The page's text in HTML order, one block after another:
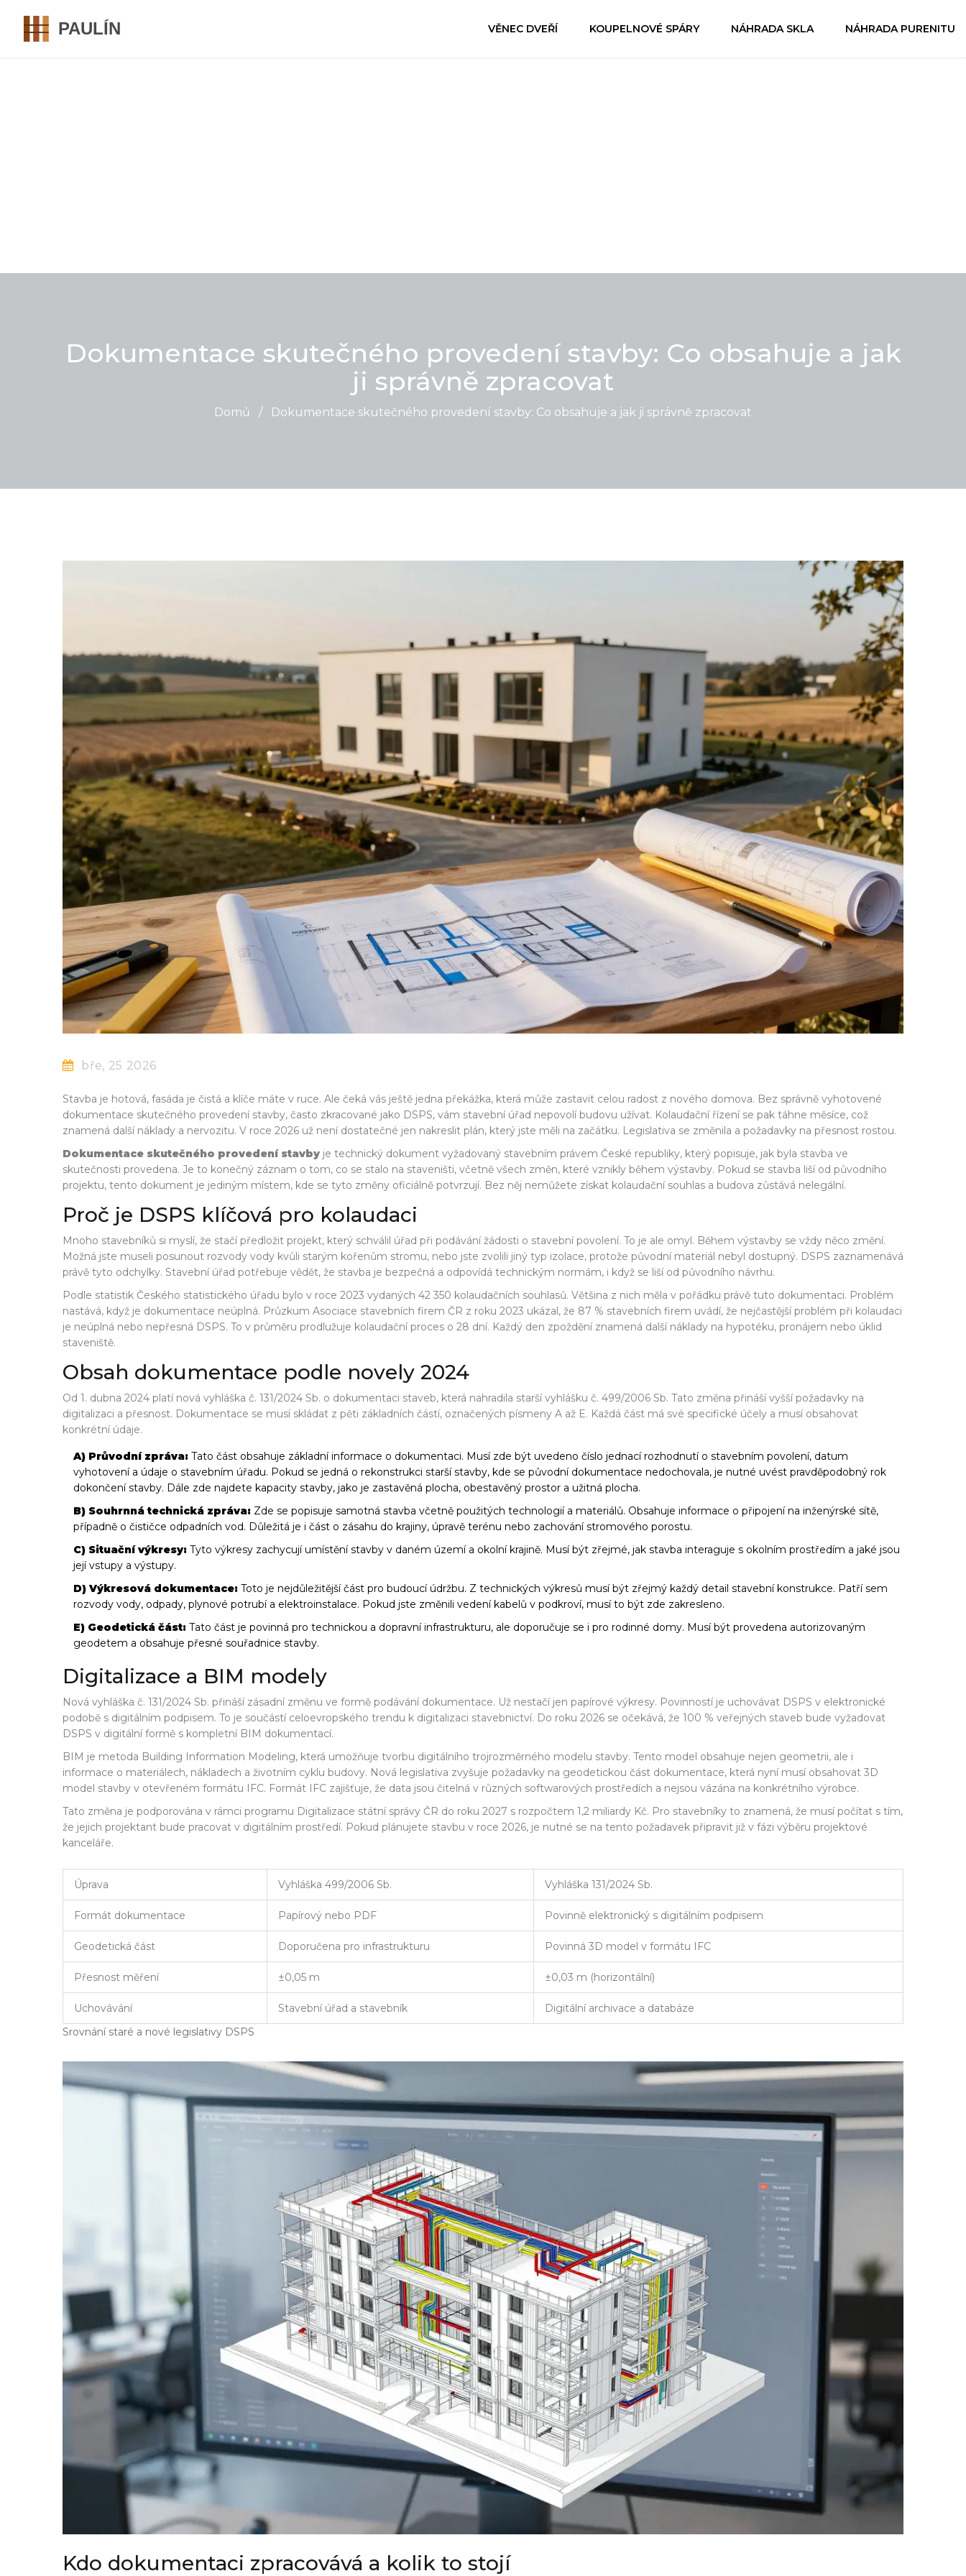
VĚNEC DVEŘÍ KOUPELNOVÉ SPÁRY NÁHRADA SKLA NÁHRADA PURENITU
Dokumentace skutečného provedení stavby: Co obsahuje a jak
ji správně zpracovat
Domů / Dokumentace skutečného provedení stavby: Co obsahuje a jak ji správně zpracovat
bře, 25 2026
Stavba je hotová, fasáda je čistá a klíče máte v ruce. Ale čeká vás ještě jedna překážka, která může zastavit celou radost z nového domova. Bez správně vyhotovené
dokumentace skutečného provedení stavby, často zkracované jako DSPS, vám stavební úřad nepovolí budovu užívat. Kolaudační řízení se pak táhne měsíce, což
znamená další náklady a nervozitu. V roce 2026 už není dostatečné jen nakreslit plán, který jste měli na začátku. Legislativa se změnila a požadavky na přesnost rostou.
Dokumentace skutečného provedení stavby je technický dokument vyžadovaný stavebním právem České republiky, který popisuje, jak byla stavba ve
skutečnosti provedena. Je to konečný záznam o tom, co se stalo na staveništi, včetně všech změn, které vznikly během výstavby. Pokud se stavba liší od původního
projektu, tento dokument je jediným místem, kde se tyto změny oficiálně potvrzují. Bez něj nemůžete získat kolaudační souhlas a budova zůstává nelegální.
Proč je DSPS klíčová pro kolaudaci
Mnoho stavebníků si myslí, že stačí předložit projekt, který schválil úřad při podávání žádosti o stavební povolení. To je ale omyl. Během výstavby se vždy něco změní.
Možná jste museli posunout rozvody vody kvůli starým kořenům stromu, nebo jste zvolili jiný typ izolace, protože původní materiál nebyl dostupný. DSPS zaznamenává
právě tyto odchylky. Stavební úřad potřebuje vědět, že stavba je bezpečná a odpovídá technickým normám, i když se liší od původního návrhu.
Podle statistik Českého statistického úřadu bylo v roce 2023 vydaných 42 350 kolaudačních souhlasů. Většina z nich měla v pořádku právě tuto dokumentaci. Problém
nastává, když je dokumentace neúplná. Průzkum Asociace stavebních firem ČR z roku 2023 ukázal, že 87 % stavebních firem uvádí, že nejčastější problém při kolaudaci
je neúplná nebo nepřesná DSPS. To v průměru prodlužuje kolaudační proces o 28 dní. Každý den zpoždění znamená další náklady na hypotéku, pronájem nebo úklid
staveniště.
Obsah dokumentace podle novely 2024
Od 1. dubna 2024 platí nová vyhláška č. 131/2024 Sb. o dokumentaci staveb, která nahradila starší vyhlášku č. 499/2006 Sb. Tato změna přináší vyšší požadavky na
digitalizaci a přesnost. Dokumentace se musí skládat z pěti základních částí, označených písmeny A až E. Každá část má své specifické účely a musí obsahovat
konkrétní údaje.
A) Průvodní zpráva: Tato část obsahuje základní informace o dokumentaci. Musí zde být uvedeno číslo jednací rozhodnutí o stavebním povolení, datum
vyhotovení a údaje o stavebním úřadu. Pokud se jedná o rekonstrukci starší stavby, kde se původní dokumentace nedochovala, je nutné uvést pravděpodobný rok
dokončení stavby. Dále zde najdete kapacity stavby, jako je zastavěná plocha, obestavěný prostor a užitná plocha.
B) Souhrnná technická zpráva: Zde se popisuje samotná stavba včetně použitých technologií a materiálů. Obsahuje informace o připojení na inženýrské sítě,
případně o čističce odpadních vod. Důležitá je i část o zásahu do krajiny, úpravě terénu nebo zachování stromového porostu.
C) Situační výkresy: Tyto výkresy zachycují umístění stavby v daném území a okolní krajině. Musí být zřejmé, jak stavba interaguje s okolním prostředím a jaké jsou
její vstupy a výstupy.
D) Výkresová dokumentace: Toto je nejdůležitější část pro budoucí údržbu. Z technických výkresů musí být zřejmý každý detail stavební konstrukce. Patří sem
rozvody vody, odpady, plynové potrubí a elektroinstalace. Pokud jste změnili vedení kabelů v podkroví, musí to být zde zakresleno.
E) Geodetická část: Tato část je povinná pro technickou a dopravní infrastrukturu, ale doporučuje se i pro rodinné domy. Musí být provedena autorizovaným
geodetem a obsahuje přesné souřadnice stavby.
Digitalizace a BIM modely
Nová vyhláška č. 131/2024 Sb. přináší zásadní změnu ve formě podávání dokumentace. Už nestačí jen papírové výkresy. Povinností je uchovávat DSPS v elektronické
podobě s digitálním podpisem. To je součástí celoevropského trendu k digitalizaci stavebnictví. Do roku 2026 se očekává, že 100 % veřejných staveb bude vyžadovat
DSPS v digitální formě s kompletní BIM dokumentací.
BIM je metoda Building Information Modeling, která umožňuje tvorbu digitálního trojrozměrného modelu stavby. Tento model obsahuje nejen geometrii, ale i
informace o materiálech, nákladech a životním cyklu budovy. Nová legislativa zvyšuje požadavky na geodetickou část dokumentace, která nyní musí obsahovat 3D
model stavby v otevřeném formátu IFC. Formát IFC zajišťuje, že data jsou čitelná v různých softwarových prostředích a nejsou vázána na konkrétního výrobce.
Tato změna je podporována v rámci programu Digitalizace státní správy ČR do roku 2027 s rozpočtem 1,2 miliardy Kč. Pro stavebníky to znamená, že musí počítat s tím,
že jejich projektant bude pracovat v digitálním prostředí. Pokud plánujete stavbu v roce 2026, je nutné se na tento požadavek připravit již v fázi výběru projektové
kanceláře.
Srovnání staré a nové legislativy DSPS
Úprava Vyhláška 499/2006 Sb. Vyhláška 131/2024 Sb.
Formát dokumentace Papírový nebo PDF Povinně elektronický s digitálním podpisem
Geodetická část Doporučena pro infrastrukturu Povinná 3D model v formátu IFC
Přesnost měření ±0,05 m ±0,03 m (horizontální)
Uchovávání Stavební úřad a stavebník Digitální archivace a databáze
Kdo dokumentaci zpracovává a kolik to stojí